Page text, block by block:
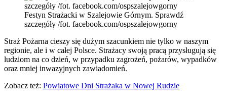
Festyn Strażacki w Szalejowie Górnym. Sprawdź
szczegóły /fot. facebook.com/ospszalejowgorny
Straż Pożarna cieszy się dużym szacunkiem nie tylko w naszym
regionie, ale i w całej Polsce. Strażacy swoją pracą przysługują się
ludziom na co dzień, w przypadku zagrożeń, pożarów, wypadków
oraz mniej inwazyjnych zawiadomień.
Zobacz też: Powiatowe Dni Strażaka w Nowej Rudzie